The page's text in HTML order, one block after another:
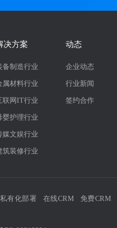
决方案
备制造行业
属材料行业
联网IT行业
婴护理行业
媒文娱行业
筑装修行业
动态
企业动态
行业新闻
签约合作
私有化部署 在线CRM 免费CRM